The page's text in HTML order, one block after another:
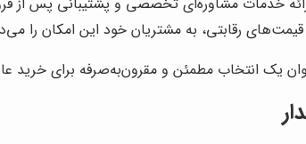
قیمت‌های رقابتی، به مشتریان خود این امکان را
یک انتخاب مطمئن و مقرون‌به‌صرفه برای خرید